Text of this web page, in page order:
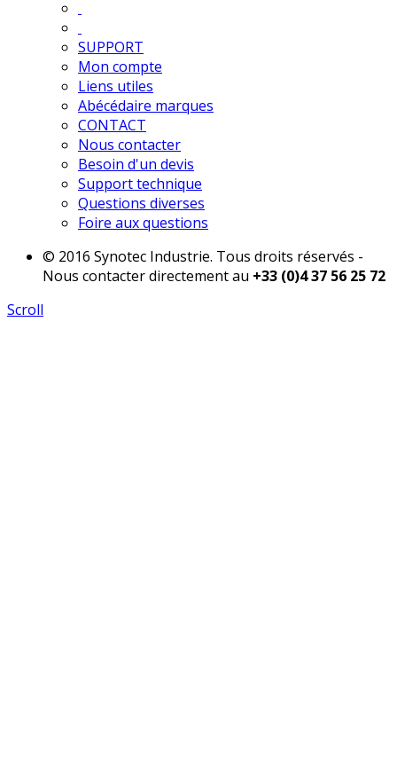
SUPPORT
Mon compte
Liens utiles
Abécédaire marques
CONTACT
Nous contacter
Besoin d'un devis
Support technique
Questions diverses
Foire aux questions
© 2016 Synotec Industrie. Tous droits réservés -
Nous contacter directement au +33 (0)4 37 56 25 72
Scroll